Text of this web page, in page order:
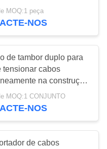
de Cabos de Fibra
MOQ:1 peça
NOS
de tambor duplo para
tensionar cabos
na construção
de transmissão de
MOQ:1 CONJUNTO
NOS
de cabos